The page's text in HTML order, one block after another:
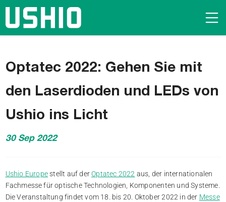
Optatec 2022: Gehen Sie mit
den Laserdioden und LEDs von
Ushio ins Licht
30 Sep 2022
Ushio Europestellt auf derOptatec 2022 aus, der internationalen
Fachmesse für optische Technologien, Komponenten und Systeme.
Die Veranstaltung findet vom 18. bis 20. Oktober 2022 in der Messe